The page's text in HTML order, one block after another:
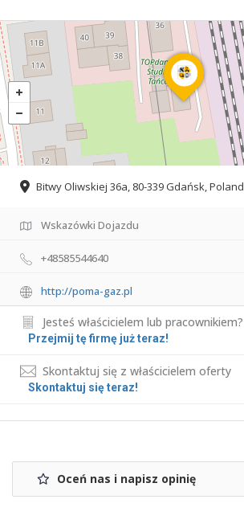
Bitwy Oliwskiej 36a, 80-339 Gdańsk, Poland
Wskazówki Dojazdu
+48585544640
http://poma-gaz.pl
Jesteś właścicielem lub pracownikiem?
Przejmij tę firmę już teraz!
Skontaktuj się z właścicielem oferty
Skontaktuj się teraz!
Oceń nas i napisz opinię